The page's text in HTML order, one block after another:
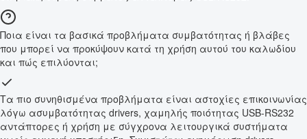
Ποια είναι τα βασικά προβλήματα συμβατότητας ή βλάβες
που μπορεί να προκύψουν κατά τη χρήση αυτού του καλωδίου
και πώς επιλύονται;
Τα πιο συνηθισμένα προβλήματα είναι αστοχίες επικοινωνίας
λόγω ασυμβατότητας drivers, χαμηλής ποιότητας USB-RS232
αντάπτορες ή χρήση με σύγχρονα λειτουργικά συστήματα